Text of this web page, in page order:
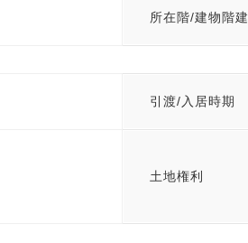
所在階/建物階建
引渡/入居時期
土地権利